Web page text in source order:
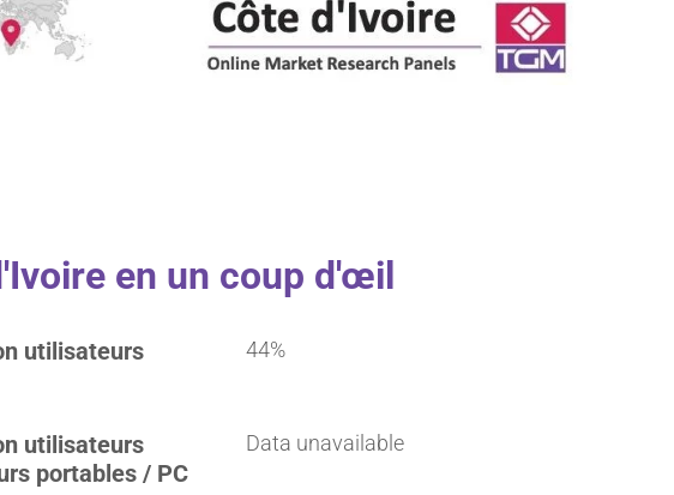
en un coup d'œil
utilisateurs
44%
utilisateurs
portables / PC
Data unavailable